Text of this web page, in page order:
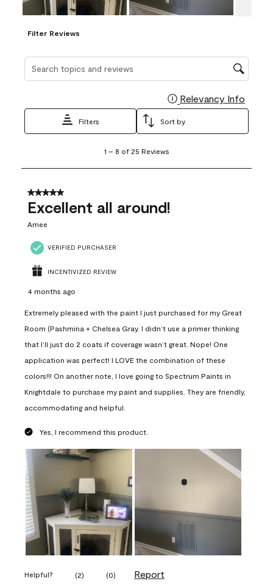
Filter Reviews
Relevancy Info
Filters Sort by
8
25
Reviews
1 – 8 of 25 Reviews
5 out of 5 stars.
Excellent all around!
Amee
VERIFIED PURCHASER
INCENTIVIZED REVIEW
4 months ago
Extremely pleased with the paint I just purchased for my Great
Room (Pashmina + Chelsea Gray. I didn’t use a primer thinking
that I’ll just do 2 coats if coverage wasn’t great. Nope! One
application was perfect! I LOVE the combination of these
colors!!! On another note, I love going to Spectrum Paints in
Knightdale to purchase my paint and supplies. They are friendly,
accommodating and helpful.
Yes, I recommend this product.
Helpful? (2) (0) Report